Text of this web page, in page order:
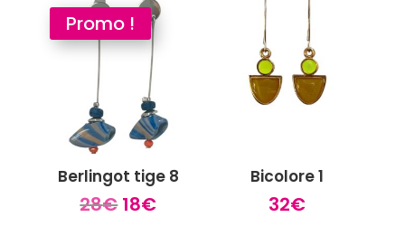
Promo !
Berlingot tige 8
28€ Le
18€Le
Bicolore 1
32€